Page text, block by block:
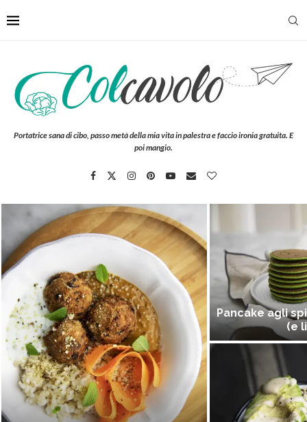
Portatrice sana di cibo, passo metà della mia vita in palestra e faccio ironia gratuita. E
poi mangio.
Pancake agli
(e